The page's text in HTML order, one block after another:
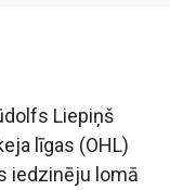
Liepiņš
līgas (OHL)
iedzinēju lomā